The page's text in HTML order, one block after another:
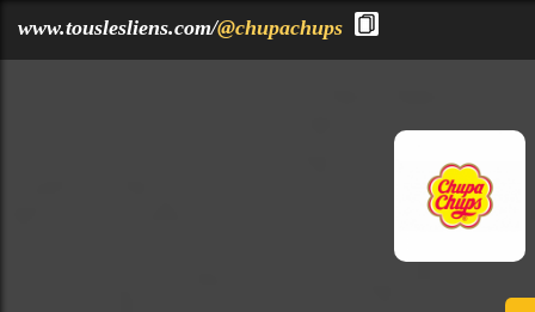
www.touslesliens.com/@chupachups